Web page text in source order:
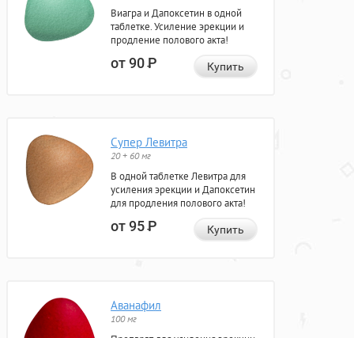
Виагра и Дапоксетин в одной
таблетке. Усиление эрекции и
продление полового акта!
от 90Р Купить
Супер Левитра
20 + 60 мг
В одной таблетке Левитра для
усиления эрекции и Дапоксетин
для продления полового акта!
от 95Р Купить
Аванафил
100 мг